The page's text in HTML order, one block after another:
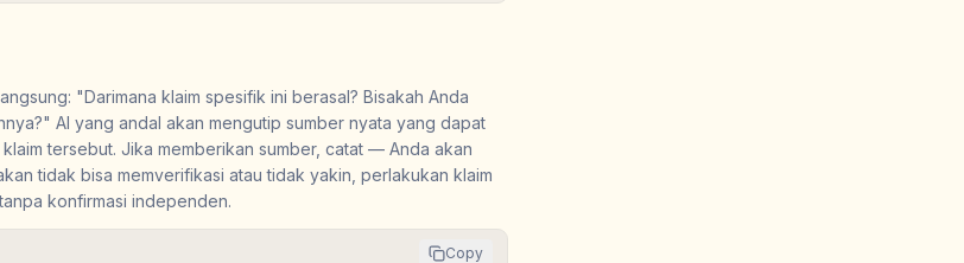
"Darimana klaim spesifik ini berasal? Bisakah Anda
AI yang andal akan mengutip sumber nyata yang dapat
tersebut. Jika memberikan sumber, catat — Anda akan
tidak bisa memverifikasi atau tidak yakin, perlakukan klaim
konfirmasi independen.
Copy